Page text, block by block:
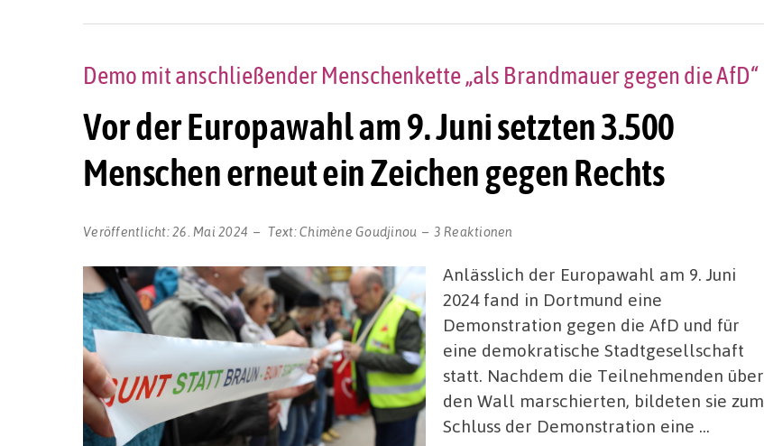
Vor der Europawahl am 9. Juni setzten 3.500
Menschen erneut ein Zeichen gegen Rechts
Demo mit anschließender Menschenkette „als Brandmauer gegen die AfD“
Veröffentlicht: 26. Mai 2024 Text:Chimène Goudjinou 3 Reaktionen
Anlässlich der Europawahl am 9. Juni
2024 fand in Dortmund eine
Demonstration gegen die AfD und für
eine demokratische Stadtgesellschaft
statt. Nachdem die Teilnehmenden über
den Wall marschierten, bildeten sie zum
Schluss der Demonstration eine …